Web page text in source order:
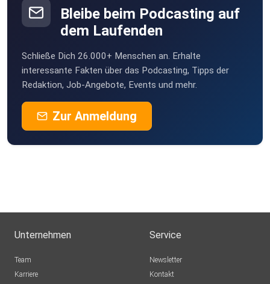
Bleibe beim Podcasting auf
dem Laufenden
Schließe Dich 26.000+ Menschen an. Erhalte
interessante Fakten über das Podcasting, Tipps der
Redaktion, Job-Angebote, Events und mehr.
Zur Anmeldung
Unternehmen
Team
Karriere
Service
Newsletter
Kontakt